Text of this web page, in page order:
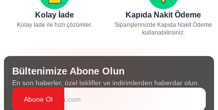
Kolay İade
Kolay İade ile hızlı çözümler.
Kapıda Nakit Ödeme
Siparişlerinizde Kapıda Nakit Ödeme
kullanabilirsiniz.
Bültenimize Abone Olun
En son haberler, özel teklifler ve indirimlerden haberdar olun.
Abone Ol